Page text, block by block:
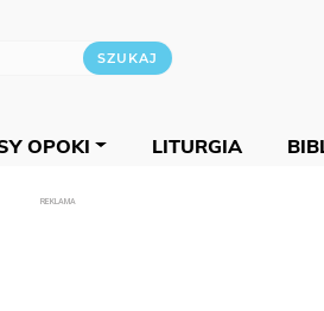
OPOKI LITURGIA
REKLAMA